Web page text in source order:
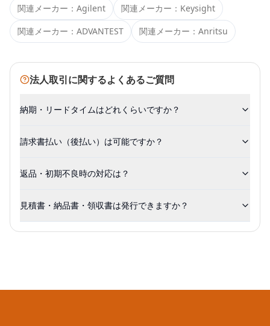
関連メーカー： Agilent 関連メーカー： Keysight
関連メーカー： ADVANTEST 関連メーカー： Anritsu
法人取引に関するよくあるご質問
納期・リードタイムはどれくらいですか？
請求書払い（後払い）は可能ですか？
返品・初期不良時の対応は？
見積書・納品書・領収書は発行できますか？